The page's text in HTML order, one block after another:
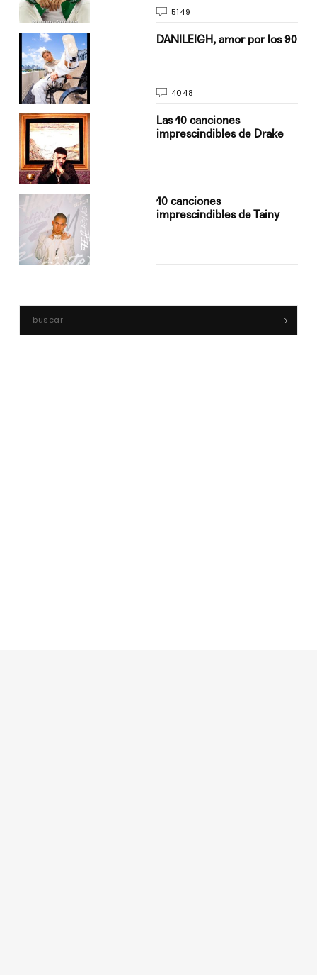
5149
DANILEIGH, amor por los 90
4048
Las 10 canciones
imprescindibles de Drake
10 canciones
imprescindibles de Tainy